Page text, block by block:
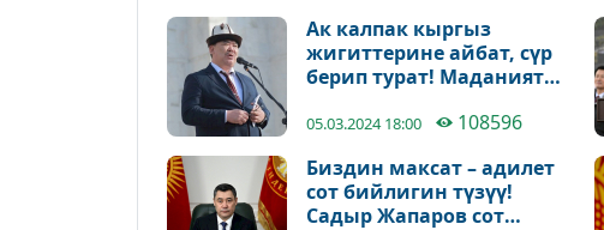
Ак калпак кыргыз
жигиттерине айбат, сүр
берип турат! Маданият
куттуктоосу
05.03.2024 18:00 108596
Биздин максат – адилет
сот бийлигин түзүү!
Садыр Жапаров сот